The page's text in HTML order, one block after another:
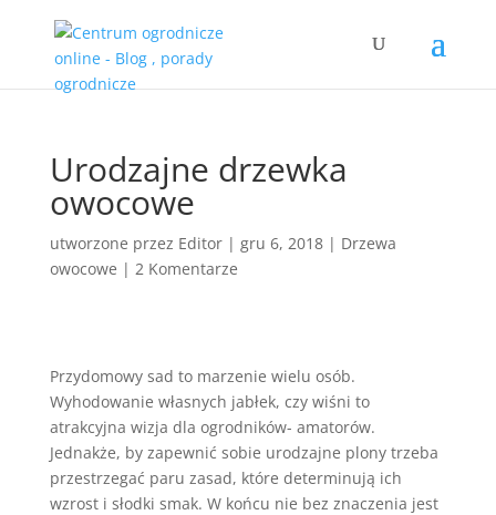
Urodzajne drzewka
owocowe
utworzone przez Editor| gru 6, 2018| Drzewa
owocowe | 2 Komentarze
Przydomowy sad to marzenie wielu osób.
Wyhodowanie własnych jabłek, czy wiśni to
atrakcyjna wizja dla ogrodników- amatorów.
Jednakże, by zapewnić sobie urodzajne plony trzeba
przestrzegać paru zasad, które determinują ich
wzrost i słodki smak. W końcu nie bez znaczenia jest